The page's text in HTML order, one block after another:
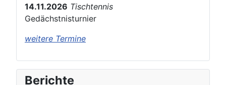
14.11.2026 Tischtennis
Gedächstnisturnier
weitere Termine
Berichte